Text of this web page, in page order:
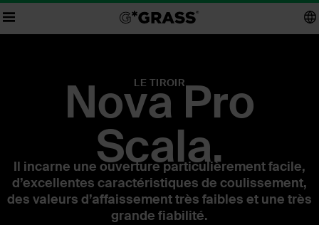
LE TIROIR
Nova Pro
Scala.
Il incarne une ouverture particulièrement facile,
d’excellentes caractéristiques de coulissement,
des valeurs d’affaissement très faibles et une très
grande fiabilité.